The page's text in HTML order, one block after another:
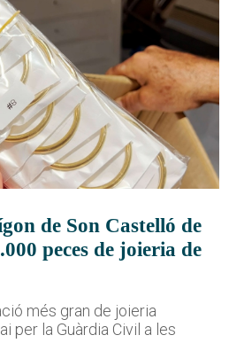
de Son Castelló de
peces de joieria de
més gran de joieria
per la Guàrdia Civil a les